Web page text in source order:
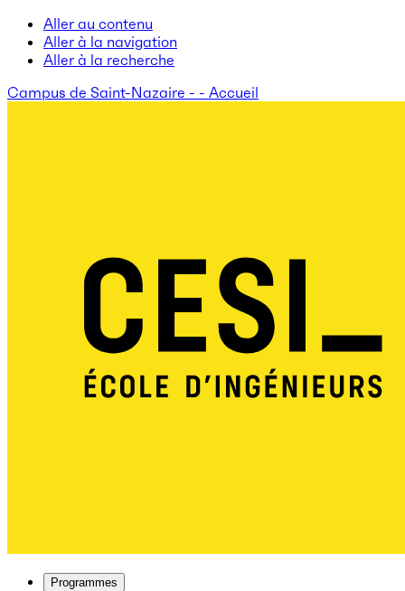
Aller au contenu
Aller à la navigation
Aller à la recherche
Campus de Saint-Nazaire - - Accueil
Programmes